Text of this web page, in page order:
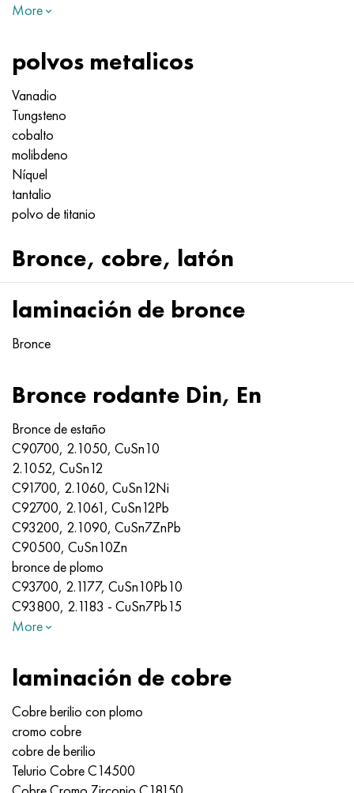
More
polvos metalicos
Vanadio
Tungsteno
cobalto
molibdeno
Níquel
tantalio
polvo de titanio
Bronce, cobre, latón
laminación de bronce
Bronce
Bronce rodante Din, En
Bronce de estaño
C90700, 2.1050, CuSn10
2.1052, CuSn12
C91700, 2.1060, CuSn12Ni
C92700, 2.1061, CuSn12Pb
C93200, 2.1090, CuSn7ZnPb
C90500, CuSn10Zn
bronce de plomo
C93700, 2.1177, CuSn10Pb10
C93800, 2.1183 - CuSn7Pb15
More
laminación de cobre
Cobre berilio con plomo
cromo cobre
cobre de berilio
Telurio Cobre C14500